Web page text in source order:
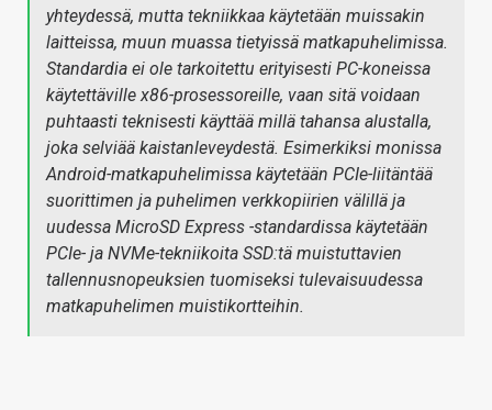
yhteydessä, mutta tekniikkaa käytetään muissakin
laitteissa, muun muassa tietyissä matkapuhelimissa.
Standardia ei ole tarkoitettu erityisesti PC-koneissa
käytettäville x86-prosessoreille, vaan sitä voidaan
puhtaasti teknisesti käyttää millä tahansa alustalla,
joka selviää kaistanleveydestä. Esimerkiksi monissa
Android-matkapuhelimissa käytetään PCIe-liitäntää
suorittimen ja puhelimen verkkopiirien välillä ja
uudessa MicroSD Express -standardissa käytetään
PCIe- ja NVMe-tekniikoita SSD:tä muistuttavien
tallennusnopeuksien tuomiseksi tulevaisuudessa
matkapuhelimen muistikortteihin.